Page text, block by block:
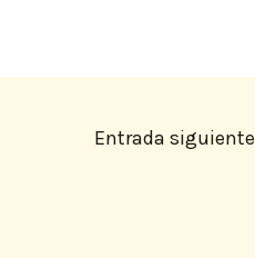
Entrada siguiente